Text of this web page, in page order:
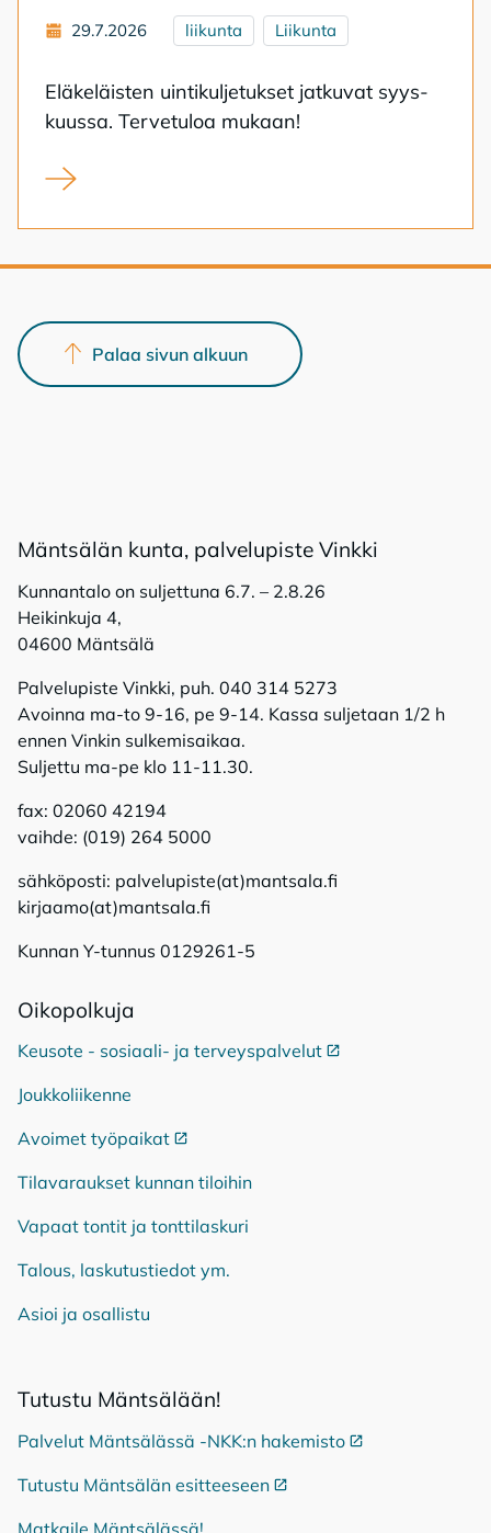
29.7.2026 liikunta Liikunta
Elä­ke­läis­ten uin­ti­kul­je­tuk­set jat­ku­vat syys­
kuus­sa. Ter­ve­tu­loa mu­kaan!
Eläkeläisten uimahallikuljetukset syksy 2026
Mänt­sä­län kun­ta, pal­ve­lu­pis­te Vink­ki
Kunnantalo on suljettuna 6.7. – 2.8.26
Heikinkuja 4,
04600 Mäntsälä
Palvelupiste Vinkki, puh. 040 314 5273
Avoinna ma-to 9-16, pe 9-14. Kassa suljetaan 1/2 h
ennen Vinkin sulkemisaikaa.
Suljettu ma-pe klo 11-11.30.
fax: 02060 42194
vaihde: (019) 264 5000
sähköposti: palvelupiste(at)mantsala.fi
kirjaamo(at)mantsala.fi
Kunnan Y-tunnus 0129261-5
Oi­ko­pol­ku­ja
Keusote - sosiaali- ja terveyspalvelut Ulkoinen linkki
Joukkoliikenne
Avoimet työpaikat Ulkoinen linkki
Tilavaraukset kunnan tiloihin
Vapaat tontit ja tonttilaskuri
Talous, laskutustiedot ym.
Asioi ja osallistu
Tu­tus­tu Mänt­sä­lään!
Palvelut Mäntsälässä -NKK:n hakemisto Ulkoinen linkki
Tutustu Mäntsälän esitteeseen Ulkoinen linkki
Palaa sivun alkuun